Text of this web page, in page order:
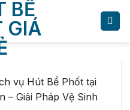
vụ Hút Bể Phốt tại
– Giải Pháp Vệ Sinh